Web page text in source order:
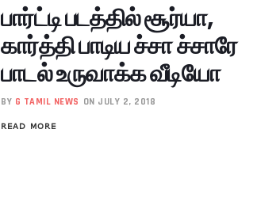
பார்ட்டி படத்தில் சூர்யா,
கார்த்தி பாடிய ச்சா ச்சாரே
பாடல் உருவாக்க வீடியோ
BY G TAMIL NEWS ON JULY 2, 2018
READ MORE